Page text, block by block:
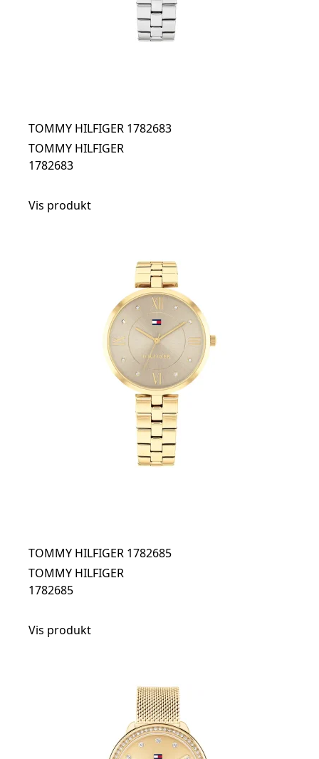
TOMMY HILFIGER 1782683
TOMMY HILFIGER
1782683
Vis produkt
TOMMY HILFIGER 1782685
TOMMY HILFIGER
1782685
Vis produkt